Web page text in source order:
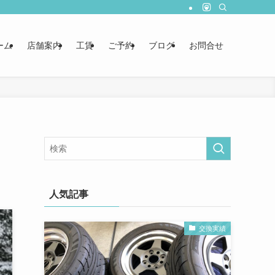
ム 店舗案内 工賃 ご予約 ブログ お問合せ
人気記事
交換実績